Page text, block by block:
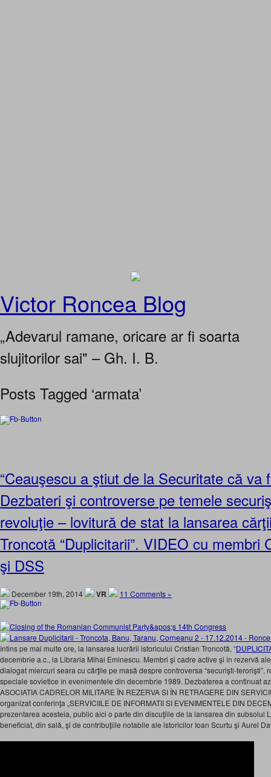
Victor Roncea Blog
„Adevarul ramane, oricare ar fi soarta
slujitorilor sai" – Gh. I. B.
Posts Tagged ‘armata’
“Ceauşescu a ştiut de la Securitate că va
Dezbateri şi controverse pe temele
revoluţie – lovitură de stat la lansarea
Troncotă “Duplicitarii”. VIDEO cu membri
şi DSS
December 19th, 2014 VR 11 Comments »
întins pe mai multe ore, la lansarea lucrării istoricului Cristian Troncotă, “
decembrie a.c., la Libraria Mihai Eminescu. Membri şi cadre active şi în rezervă
dialogat miercuri seara cu cărţile pe masă despre controversa “securişti-terorişti”,
speciale sovietice în evenimentele din decembrie 1989. Dezbaterea a continuat
ASOCIATIA CADRELOR MILITARE ÎN REZERVA SI ÎN RETRAGERE DIN
organizat conferinţa „SERVICIILE DE INFORMATII SI EVENIMENTELE DIN
prezentarea acesteia, public aici o parte din discuţiile de la lansarea din subsolul
beneficiat, din sală, şi de contribuţiile notabile ale istoricilor Ioan Scurtu şi Aurel